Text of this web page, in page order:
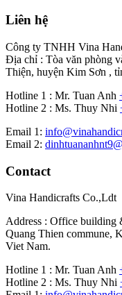
Liên hệ
Công ty TNHH Vina
Địa chỉ : Tòa văn phòng
Thiện, huyện Kim Sơn ,
Hotline 1 : Mr. Tuan Anh
Hotline 2 : Ms. Thuy Nhi
Email 1:
Email 2:
Contact
Vina Handicrafts Co.,Ldt
Address : Office building
Quang Thien commune,
Viet Nam.
Hotline 1 : Mr. Tuan Anh
Hotline 2 : Ms. Thuy Nhi